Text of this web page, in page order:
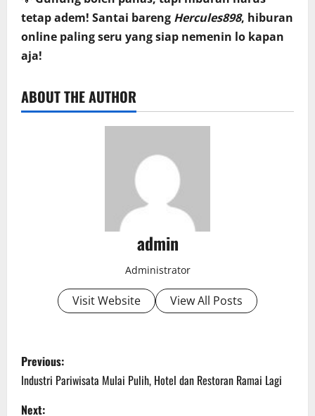
tetap adem! Santai bareng Hercules898, hiburan
online paling seru yang siap nemenin lo kapan
aja!
ABOUT THE AUTHOR
admin
Administrator
Visit Website View All Posts
P
o
Previous:
Industri Pariwisata Mulai Pulih, Hotel dan Restoran Ramai Lagi
Next: